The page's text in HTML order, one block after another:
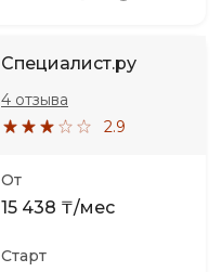
Специалист.ру
2.9
4 отзыва
От
15 438 ₸/мес
Старт